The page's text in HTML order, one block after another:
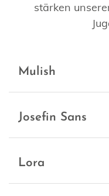
stärken
Mulish
Josefin Sans
Lora